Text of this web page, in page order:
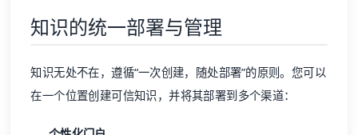
知识的统一部署与管理
知识无处不在，遵循“一次创建，随处部署”的原则。您可以
在一个位置创建可信知识，并将其部署到多个渠道：